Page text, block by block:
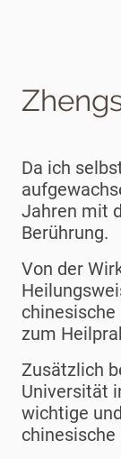
Da ich
Jahren mit
Berührung.
Von der
zum
Zusätzlich
Universität
wichtige